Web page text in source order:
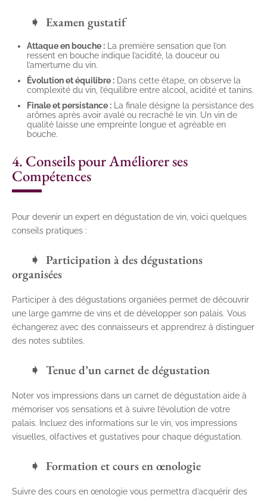
Examen gustatif
Attaque en bouche : La première sensation que l’on
ressent en bouche indique l’acidité, la douceur ou
l’amertume du vin.
Évolution et équilibre : Dans cette étape, on observe la
complexité du vin, l’équilibre entre alcool, acidité et tanins.
Finale et persistance : La finale désigne la persistance des
arômes après avoir avalé ou recraché le vin. Un vin de
qualité laisse une empreinte longue et agréable en
bouche.
4. Conseils pour Améliorer ses
Compétences
Pour devenir un expert en dégustation de vin, voici quelques
conseils pratiques :
Participation à des dégustations
organisées
Participer à des dégustations organiées permet de découvrir
une large gamme de vins et de développer son palais. Vous
échangerez avec des connaisseurs et apprendrez à distinguer
des notes subtiles.
Tenue d’un carnet de dégustation
Noter vos impressions dans un carnet de dégustation aide à
mémoriser vos sensations et à suivre l’évolution de votre
palais. Incluez des informations sur le vin, vos impressions
visuelles, olfactives et gustatives pour chaque dégustation.
Formation et cours en œnologie
Suivre des cours en œnologie vous permettra d’acquérir des